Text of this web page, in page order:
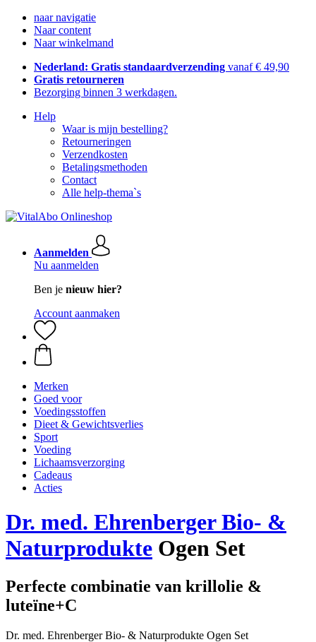
naar navigatie
Naar content
Naar winkelmand
Nederland: Gratis standaardverzending vanaf € 49,90
Gratis retourneren
Bezorging binnen 3 werkdagen.
Help
Waar is mijn bestelling?
Retourneringen
Verzendkosten
Betalingsmethoden
Contact
Alle help-thema`s
Aanmelden
Nu aanmelden
Ben je nieuw hier?
Account aanmaken
Merken
Goed voor
Voedingsstoffen
Dieet & Gewichtsverlies
Sport
Voeding
Lichaamsverzorging
Cadeaus
Acties
Dr. med. Ehrenberger Bio- &
Naturprodukte Ogen Set
Perfecte combinatie van krillolie &
luteïne+C
Dr. med. Ehrenberger Bio- & Naturprodukte Ogen Set